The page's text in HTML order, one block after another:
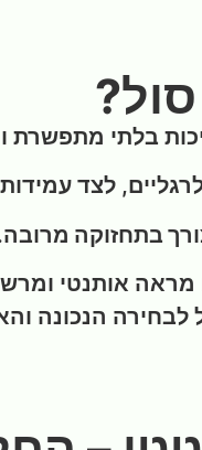
בלתי מתפשרת
לצד עמידות
בתחזוקה מרובה
מראה אותנטי
לבחירה הנכונה